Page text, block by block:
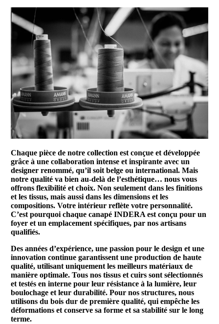
Chaque pièce de notre collection est conçue et développée
grâce à une collaboration intense et inspirante avec un
designer renommé, qu’il soit belge ou international. Mais
notre qualité va bien au-delà de l’esthétique… nous vous
offrons flexibilité et choix. Non seulement dans les finitions
et les tissus, mais aussi dans les dimensions et les
compositions. Votre intérieur reflète votre personnalité.
C’est pourquoi chaque canapé INDERA est conçu pour un
foyer et un emplacement spécifiques, par nos artisans
qualifiés.
Des années d’expérience, une passion pour le design et une
innovation continue garantissent une production de haute
qualité, utilisant uniquement les meilleurs matériaux de
manière optimale. Tous nos tissus et cuirs sont sélectionnés
et testés en interne pour leur résistance à la lumière, leur
boulochage et leur durabilité. Pour nos structures, nous
utilisons du bois dur de première qualité, qui empêche les
déformations et conserve sa forme et sa stabilité sur le long
terme.